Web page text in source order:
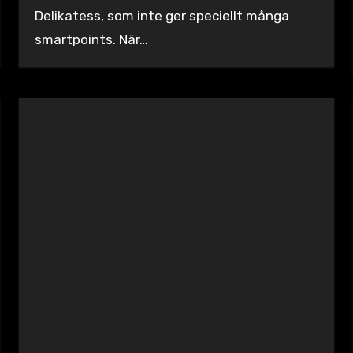
Delikatess, som inte ger speciellt många
smartpoints. När…